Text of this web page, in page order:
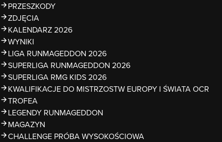
PRZESZKODY
ZDJĘCIA
KALENDARZ 2026
WYNIKI
LIGA RUNMAGEDDON 2026
SUPERLIGA RUNMAGEDDON 2026
SUPERLIGA RMG KIDS 2026
KWALIFIKACJE DO MISTRZOSTW EUROPY I ŚWIATA OCR
TROFEA
LEGENDY RUNMAGEDDON
MAGAZYN
CHALLENGE PRÓBA WYSOKOŚCIOWA